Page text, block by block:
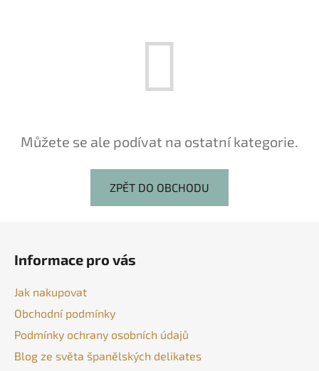
Můžete se ale podívat na ostatní kategorie.
ZPĚT DO OBCHODU
Informace pro vás
Jak nakupovat
Obchodní podmínky
Podmínky ochrany osobních údajů
Blog ze světa španělských delikates